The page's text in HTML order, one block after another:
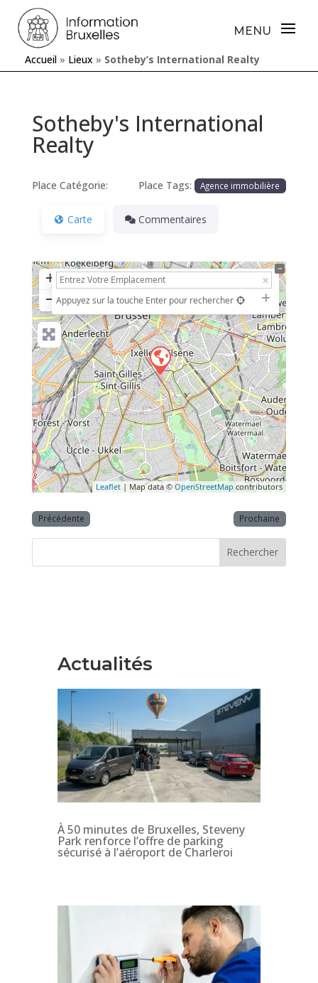
Accueil » Lieux » Sotheby’s International Realty
Sotheby's International
Realty
Place Catégorie: Place Tags: Agence immobilière
Carte Commentaires
+
− Appuyez sur la touche Enter pour rechercher
Leaflet| Map data ©OpenStreetMap contributors
Précédente Prochaine
Rechercher
Actualités
À 50 minutes de Bruxelles, Steveny
Park renforce l’offre de parking
sécurisé à l’aéroport de Charleroi